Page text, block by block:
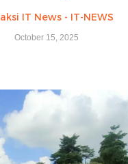
IT News - IT-NEWS
October 15, 2025